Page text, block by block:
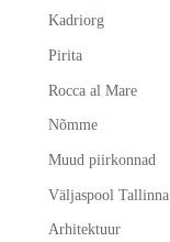
Kadriorg
Pirita
Rocca al Mare
Nõmme
Muud piirkonnad
Väljaspool Tallinna
Arhitektuur